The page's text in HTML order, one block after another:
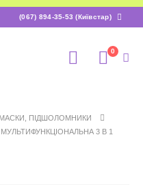
(067) 894-35-53 (Київстар)
0
ПІДШОЛОМНИКИ
3 В 1